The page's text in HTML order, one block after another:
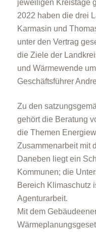
jeweiligen Kreistage
2022 haben die drei
Karmasin und
unter den Vertrag
die Ziele der
und Wärmewende
Geschäftsführer
Zu den
gehört die Beratung
die Themen
Zusammenarbeit mit
Daneben liegt ein
Kommunen; die
Bereich Klimaschutz
Agenturarbeit.
Mit dem